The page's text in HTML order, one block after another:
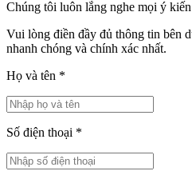
Chúng tôi luôn lắng nghe mọi ý
Vui lòng điền đầy đủ thông tin bên
nhanh chóng và chính xác nhất.
Họ và tên *
Số điện thoại *